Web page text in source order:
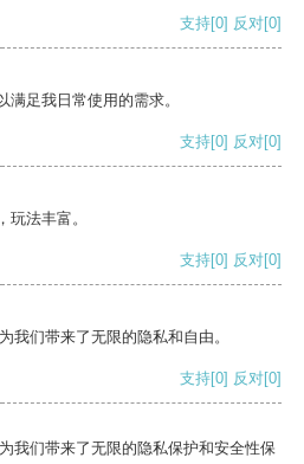
支持[0] 反对[0]
足我日常使用的需求。
支持[0] 反对[0]
法丰富。
支持[0] 反对[0]
我们带来了无限的隐私和自由。
支持[0] 反对[0]
我们带来了无限的隐私保护和安全性保